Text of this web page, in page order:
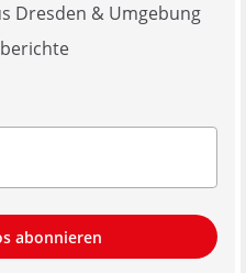
Dresden & Umgebung
abonnieren